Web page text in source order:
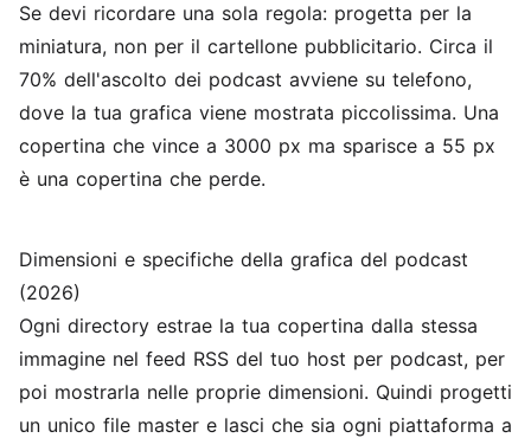
Se devi ricordare una sola regola: progetta per la
miniatura, non per il cartellone pubblicitario. Circa il
70% dell'ascolto dei podcast avviene su telefono,
dove la tua grafica viene mostrata piccolissima. Una
copertina che vince a 3000 px ma sparisce a 55 px
è una copertina che perde.
Dimensioni e specifiche della grafica del podcast
(2026)
Ogni directory estrae la tua copertina dalla stessa
immagine nel feed RSS del tuo host per podcast, per
poi mostrarla nelle proprie dimensioni. Quindi progetti
un unico file master e lasci che sia ogni piattaforma a